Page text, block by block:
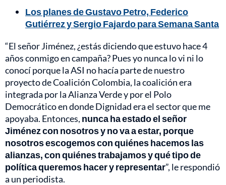
Los planes de Gustavo Petro, Federico
Gutiérrez y Sergio Fajardo para Semana Santa
“El señor Jiménez, ¿estás diciendo que estuvo hace 4
años conmigo en campaña? Pues yo nunca lo vi ni lo
conocí porque la ASI no hacía parte de nuestro
proyecto de Coalición Colombia, la coalición era
integrada por la Alianza Verde y por el Polo
Democrático en donde Dignidad era el sector que me
apoyaba. Entonces, nunca ha estado el señor
Jiménez con nosotros y no va a estar, porque
nosotros escogemos con quiénes hacemos las
alianzas, con quiénes trabajamos y qué tipo de
política queremos hacer y representar”, le respondió
a un periodista.